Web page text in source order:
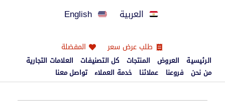
العربية English
طلب عرض سعر المفضلة
الرئيسية العروض المنتجات كل التصنيفات
العلامات التجارية
من نحن فروعنا عملائنا خدمة العملاء تواصل معنا